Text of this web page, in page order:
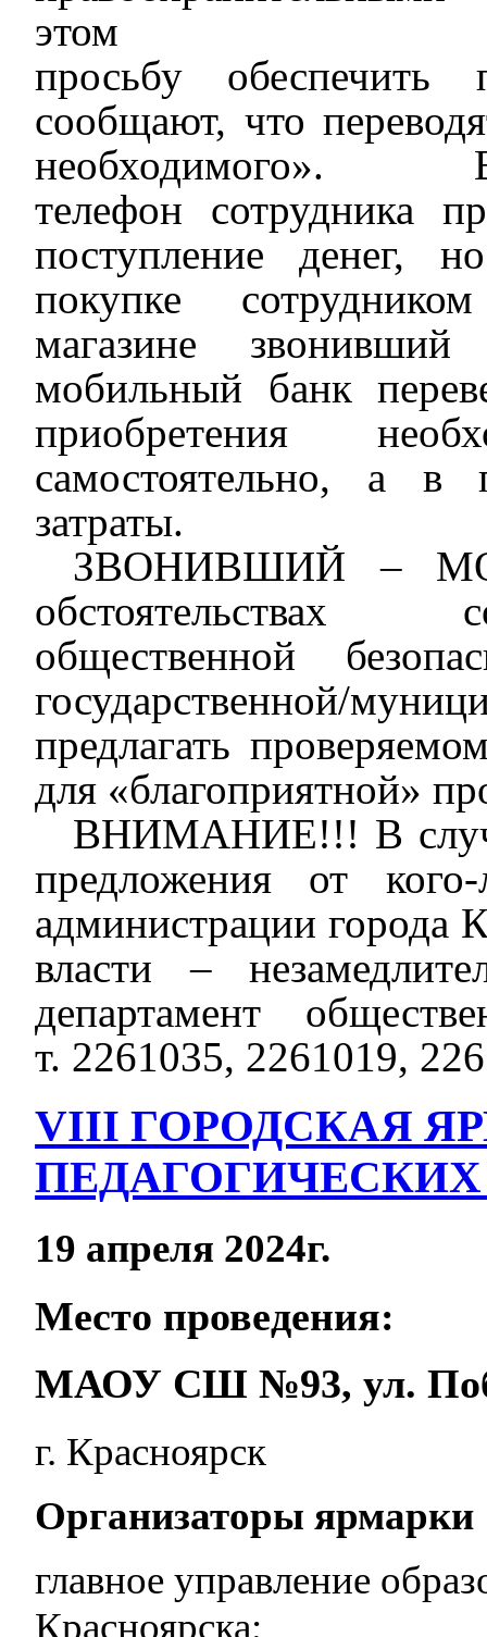
просьбу обеспечить
сообщают, что
необходимого».
телефон сотрудника
поступление денег, но
покупке сотрудником
магазине звонивший
мобильный банк
приобретения
самостоятельно, а в
затраты.
ЗВОНИВШИЙ–
обстоятельствах
общественной
государственной/
предлагать
для «благоприятной»
ВНИМАНИЕ!!! В
предложения от
администрации города
власти –
департамент обществе
т. 2261035, 2261019,
VIII ГОРОДСКАЯ
19 апреля 2024г.
Место проведения:
МАОУ СШ №93, ул.
г. Красноярск
Организаторы ярмарки
главное управление
Красноярска;